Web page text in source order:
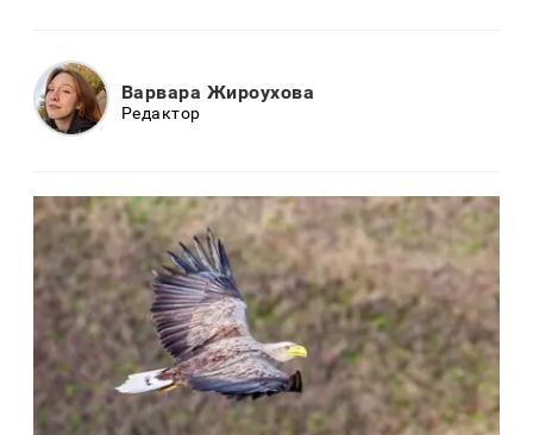
Варвара Жироухова
Редактор